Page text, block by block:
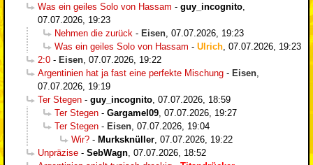
Was ein geiles Solo von Hassam - guy_incognito
07.07.2026, 19:23
Nehmen die zurück - Eisen 07.07.2026, 19:23
Was ein geiles Solo von Hassam - Ulrich 07.07.2026, 19:23
2:0 - Eisen 07.07.2026, 19:22
Argentinien hat ja fast eine perfekte Mischung - Eisen
07.07.2026, 19:19
Ter Stegen - guy_incognito 07.07.2026, 18:59
Ter Stegen - Gargamel09 07.07.2026, 19:27
Ter Stegen - Eisen 07.07.2026, 19:04
Wir? - Murksknüller 07.07.2026, 19:22
Unpräzise - SebWagn 07.07.2026, 18:52